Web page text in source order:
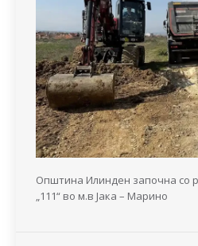
Општина Илинден започна со
„111“ во м.в Јака – Марино